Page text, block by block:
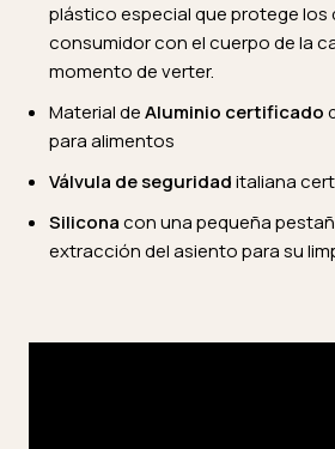
plástico especial que protege los
consumidor con el cuerpo de la
momento de verter.
Material deAluminio certificado
para alimentos
Válvula de seguridaditaliana
Siliconacon una pequeña
extracción del asiento para su